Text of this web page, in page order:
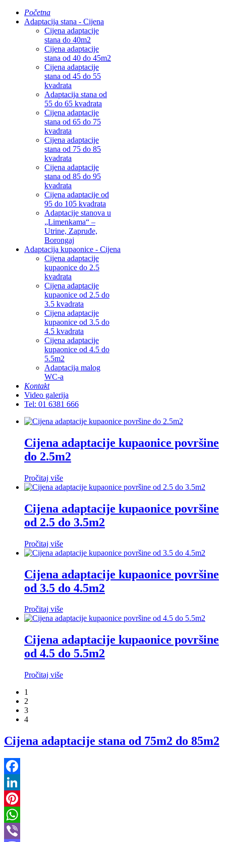
Početna
Adaptacija stana - Cijena
Cijena adaptacije
stana do 40m2
Cijena adaptacije
stana od 40 do 45m2
Cijena adaptacije
stana od 45 do 55
kvadrata
Adaptacija stana od
55 do 65 kvadrata
Cijena adaptacije
stana od 65 do 75
kvadrata
Cijena adaptacije
stana od 75 do 85
kvadrata
Cijena adaptacije
stana od 85 do 95
kvadrata
Cijena adaptacije od
95 do 105 kvadrata
Adaptacije stanova u
„Limenkama“ –
Utrine, Zapruđe,
Borongaj
Adaptacija kupaonice - Cijena
Cijena adaptacije
kupaonice do 2.5
kvadrata
Cijena adaptacije
kupaonice od 2.5 do
3.5 kvadrata
Cijena adaptacije
kupaonice od 3.5 do
4.5 kvadrata
Cijena adaptacije
kupaonice od 4.5 do
5.5m2
Adaptacija malog
WC-a
Kontakt
Video galerija
Tel: 01 6381 666
Cijena adaptacije kupaonice površine
do 2.5m2
Pročitaj više
Cijena adaptacije kupaonice površine
od 2.5 do 3.5m2
Pročitaj više
Cijena adaptacije kupaonice površine
od 3.5 do 4.5m2
Pročitaj više
Cijena adaptacije kupaonice površine
od 4.5 do 5.5m2
Pročitaj više
1
2
3
4
Cijena adaptacije stana od 75m2 do 85m2
Facebook
LinkedIn
Pinterest
WhatsApp